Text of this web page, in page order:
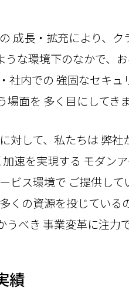
成長・拡充により、
な環境下のなかで、
社内での 強固なセキ
面を 多く目にしてき
対して、私たちは 弊
加速を実現する モダン
ビス環境で ご提供し
くの資源を投じてい
うべき 事業変革に注力
績